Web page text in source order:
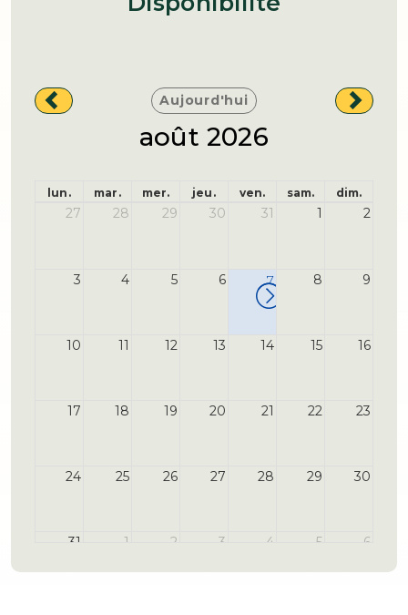
Aujourd'hui
août 2026
lun. mar. mer. jeu. ven. sam. dim.
27 28 29 30 31 1 2
3 4 5 6 7 8 9
10 11 12 13 14 15 16
17 18 19 20 21 22 23
24 25 26 27 28 29 30
31 1 2 3 4 5 6